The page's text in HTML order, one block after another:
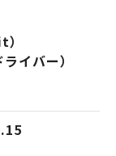
イバー）